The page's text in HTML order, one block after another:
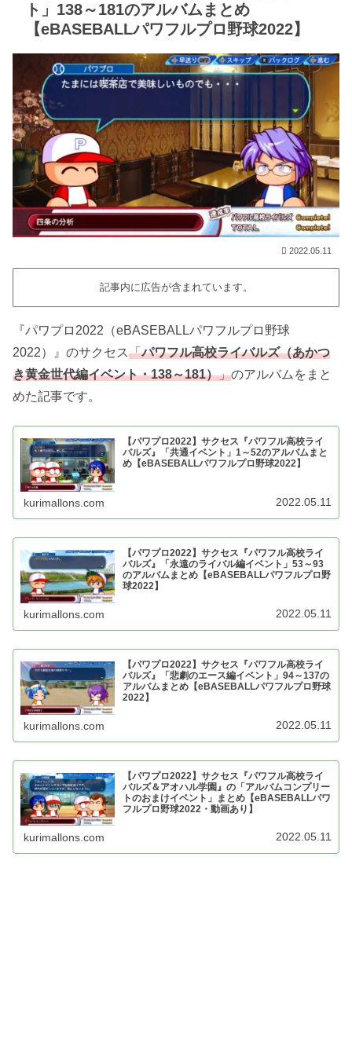
ト」138～181のアルバムまとめ
【eBASEBALLパワフルプロ野球2022】
2022.05.11
記事内に広告が含まれています。
『パワプロ2022（eBASEBALLパワフルプロ野球
2022）』のサクセス「パワフル高校ライバルズ（あかつ
き黄金世代編イベント・138～181）」のアルバムをまと
めた記事です。
【パワプロ2022】サクセス『パワフル高校ライ
バルズ』「共通イベント」1～52のアルバムまと
め【eBASEBALLパワフルプロ野球2022】
kurimallons.com 2022.05.11
【パワプロ2022】サクセス『パワフル高校ライ
バルズ』「永遠のライバル編イベント」53～93
のアルバムまとめ【eBASEBALLパワフルプロ野
球2022】
kurimallons.com 2022.05.11
【パワプロ2022】サクセス『パワフル高校ライ
バルズ』「悲劇のエース編イベント」94～137の
アルバムまとめ【eBASEBALLパワフルプロ野球
2022】
kurimallons.com 2022.05.11
【パワプロ2022】サクセス『パワフル高校ライ
バルズ＆アオハル学園』の「アルバムコンプリー
トのおまけイベント」まとめ【eBASEBALLパワ
フルプロ野球2022・動画あり】
kurimallons.com 2022.05.11